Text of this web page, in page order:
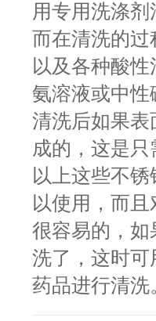
用专用洗涤剂
而在清洗的
以及各种酸
氨溶液或中
清洗后如果
成的，这是
以上这些不
以使用，而
很容易的，
洗了，这时可
药品进行清洗